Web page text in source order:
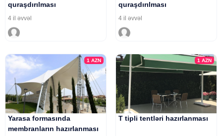
quraşdırılması
4 il əvvəl
quraşdırılması
4 il əvvəl
1AZN
Yarasa formasında
membranların hazırlanması
1 AZN
T tipli tentləri hazırlanması